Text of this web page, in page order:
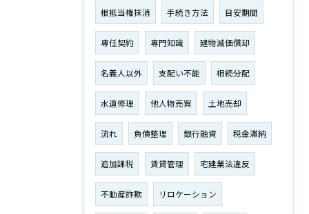
根抵当権抹消 手続き方法 目安期間
専任契約 専門知識 建物減価償却
名義人以外 支配い不能 相続分配
水道修理 他人物売買 土地売却
流れ 負債整理 銀行融資 税金滞納
追加課税 賃貸管理 宅建業法違反
不動産詐欺 リロケーション